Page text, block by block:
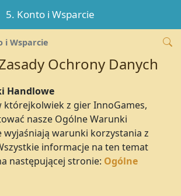
5. Konto i Wsparcie
i Wsparcie
Ochrony Danych
Handlowe
którejkolwiek z gier InnoGames,
nasze Ogólne Warunki
warunki korzystania z
informacje na ten temat
następującej stronie: Ogólne